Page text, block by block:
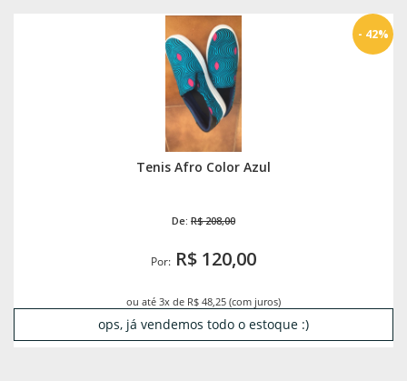
Tenis Afro Color Azul
De: R$ 208,00
Por: R$ 120,00
- 42%
ou até 3x de R$ 48,25 (com juros)
ops, já vendemos todo o estoque :)